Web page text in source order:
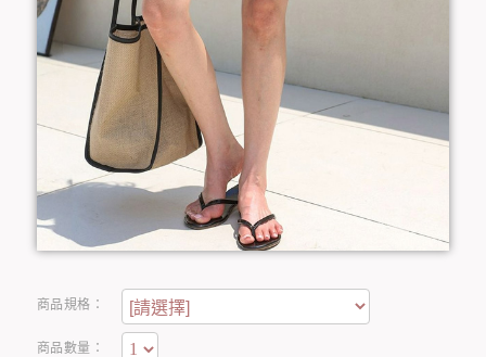
商品規格：
商品數量：